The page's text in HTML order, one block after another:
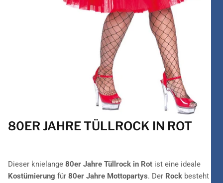
80ER JAHRE TÜLLROCK IN ROT
Dieser knielange 80er Jahre Tüllrock in Rot ist eine ideale
Kostümierung für 80er Jahre Mottopartys. Der Rock besteht